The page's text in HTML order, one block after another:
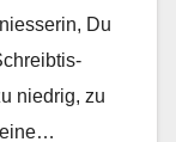
Du
niedrig, zu
eine…